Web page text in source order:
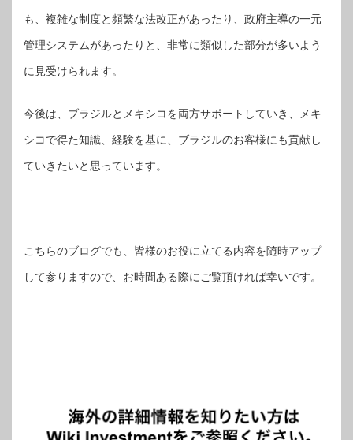
も、複雑な制度と頻繁な法改正があったり、政府主導の一元
管理システムがあったりと、非常に類似した部分が多いよう
に見受けられます。
今後は、ブラジルとメキシコを両方サポートしていき、メキ
シコで得た知識、経験を基に、ブラジルのお客様にも貢献し
ていきたいと思っています。
こちらのブログでも、皆様のお役に立てる内容を随時アップ
して参りますので、お時間ある際にご覧頂ければ幸いです。